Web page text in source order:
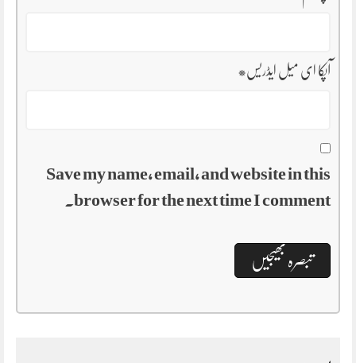
آپکا ای میل ایڈریس*
Save my name, email, and website in this
browser for the next time I comment.